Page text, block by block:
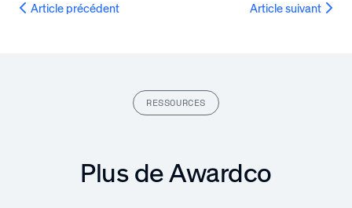
Article précédent Article suivant
RESSOURCES
Plus de Awardco